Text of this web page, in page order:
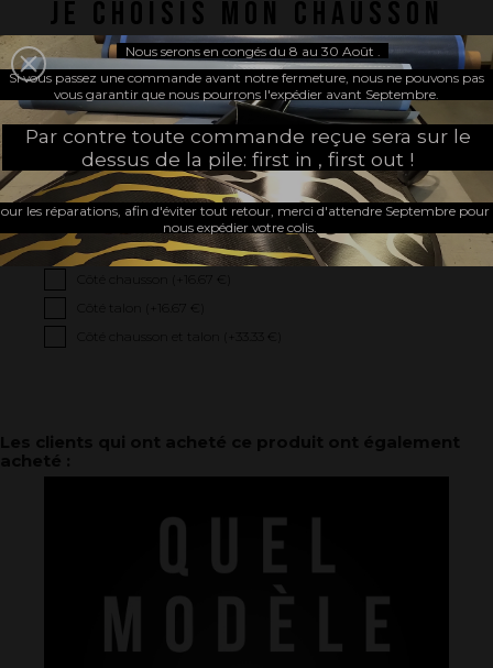
JE CHOISIS MON CHAUSSON
Choisissez votre marque de
chausson :
Choisissez votre pointure :
JE PERSONNALISE
Sans
Côté chausson (+
16.67 €
Côté talon (+
16.67 €
Côté chausson et talon (+
33.33 €
Nous serons en congés du 8 au 30 Août .
Si vous passez une commande avant notre fermeture, nous ne pouvons pas
vous garantir que nous pourrons l'expédier avant Septembre.
Par contre toute commande reçue sera sur le
dessus de la pile: first in , first out !
les réparations, afin d'éviter tout retour, merci d'attendre Septembre pour
nous expédier votre colis.